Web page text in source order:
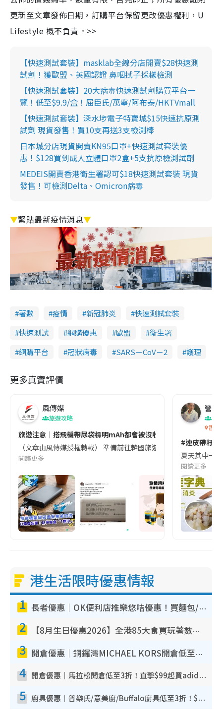
更新至文章發佈日期，訂購平台保留更改優惠權利，U
Lifestyle 概不負責。>>
【快速測試套裝】masklab全線分店開賣$28快速測
試劑！獲歐盟、英國認證 鼻咽拭子採樣檢測
【快速測試套裝】20大病毒快速測試劑購買平台一
覽！低至$9.9/盒！屈臣氏/萬寧/阿布泰/HKTVmall
【快速測試套裝】深水埗電子特賣城$15快速抗原測
試劑 現貨發售！買10支再送3支檢測棒
日本城分店現貨開賣KN95口罩+快速測試套裝優
惠！$128買到成人立體口罩2盒+5支抗原檢測試劑
MEDEIS開賣香港衛生署認可$18快速測試套裝 現貨
發售！可檢測Delta、Omicron病毒
▼緊貼最新疫情消息▼
著數 疫情 新冠肺炎
快速測試套裝
快速測試
網購優惠 歐盟
衞生署
網購平台
冠狀病毒 SARS－CoV－2 護理
更多真實評價
風傳媒
旅遊攻略
旅遊注意｜搭飛機帶尿袋標明mAh都會被沒收😱出發前切記檢查
（文章由風傳媒授權轉載） 準備前往韓國旅遊的民眾，近期要
閱讀更多
營養
香港
#連皮帶籽
夏天其中一
閱讀更多
港生活限時優惠情報
1 長者優惠｜OK便利店推樂悠咭優惠！買麵包/牛奶/保健品拍卡即減
2 【8月生日優惠2026】全港85大食買玩著數攻略 自助餐/火鍋放題同行免費＋誠品/DONKI送現金券
3 開倉優惠｜銅鑼灣MICHAEL KORS開倉低至17折！直擊$500起買手袋/銀包/鞋款 必買經典Jet Set系列
4 開倉優惠｜馬拉松開倉低至3折！直擊$99起買adidas／New Balance／Puma鞋款 STANLEY保溫杯劈價至$119起
5 廚具優惠｜普樂氏/意美廚/Buffalo廚具低至3折！$89起買煎鍋／炒鑊／個人鍋 同場小家電激減至$99起